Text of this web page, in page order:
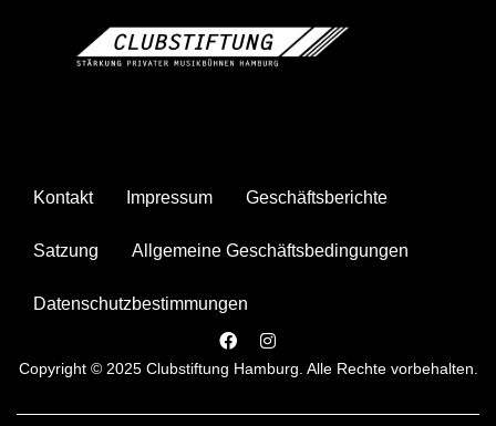
Kontakt Impressum Geschäftsberichte
Satzung Allgemeine Geschäftsbedingungen
Datenschutzbestimmungen
Copyright © 2025 Clubstiftung Hamburg. Alle Rechte vorbehalten.